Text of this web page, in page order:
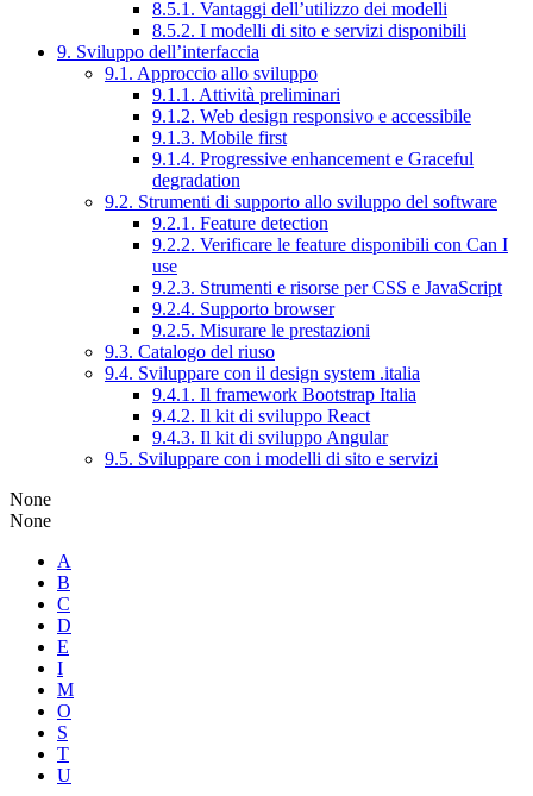
8.5.1. Vantaggi dell’utilizzo dei modelli
8.5.2. I modelli di sito e servizi disponibili
9. Sviluppo dell’interfaccia
9.1. Approccio allo sviluppo
9.1.1. Attività preliminari
9.1.2. Web design responsivo e accessibile
9.1.3. Mobile first
9.1.4. Progressive enhancement e Graceful
degradation
9.2. Strumenti di supporto allo sviluppo del software
9.2.1. Feature detection
9.2.2. Verificare le feature disponibili con Can I
use
9.2.3. Strumenti e risorse per CSS e JavaScript
9.2.4. Supporto browser
9.2.5. Misurare le prestazioni
9.3. Catalogo del riuso
9.4. Sviluppare con il design system .italia
9.4.1. Il framework Bootstrap Italia
9.4.2. Il kit di sviluppo React
9.4.3. Il kit di sviluppo Angular
9.5. Sviluppare con i modelli di sito e servizi
None
None
A
B
C
D
E
I
M
O
S
T
U